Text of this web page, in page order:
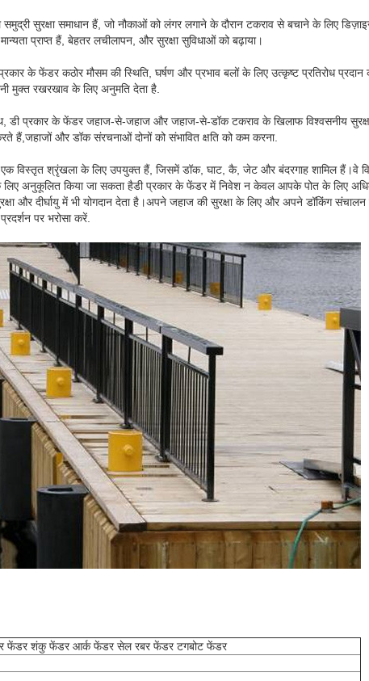
सुरक्षा समाधान हैं, जो नौकाओं को लंगर लगाने के दौरान टकराव से बचाने के लिए
प्राप्त हैं, बेहतर लचीलापन, और सुरक्षा सुविधाओं को बढ़ाया।
के फेंडर कठोर मौसम की स्थिति, घर्षण और प्रभाव बलों के लिए उत्कृष्ट प्रतिरोध
मुक्त रखरखाव के लिए अनुमति देता है.
प्रकार के फेंडर जहाज-से-जहाज और जहाज-से-डॉक टकराव के खिलाफ विश्वसनीय
हैं,जहाजों और डॉक संरचनाओं दोनों को संभावित क्षति को कम करना.
विस्तृत श्रृंखला के लिए उपयुक्त हैं, जिसमें डॉक, घाट, कै, जेट और बंदरगाह शामिल हैं।वे
अनुकूलित किया जा सकता हैडी प्रकार के फेंडर में निवेश न केवल आपके पोत के लिए
और दीर्घायु में भी योगदान देता है।अपने जहाज की सुरक्षा के लिए और अपने डॉकिंग संचालन
पर भरोसा करें.
फेंडर शंकु फेंडर आर्क फेंडर सेल रबर फेंडर टगबोट फेंडर